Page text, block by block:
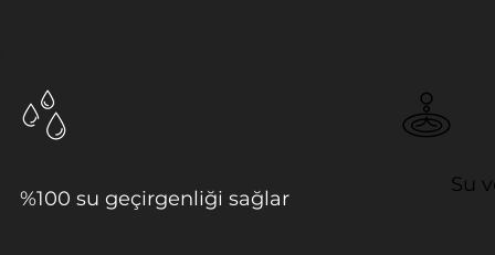
%100 su geçirgenliği sağlar
Su